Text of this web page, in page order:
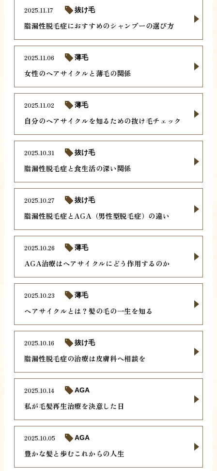
脂漏性脱毛症におすすめのシャンプーの選び方
2025.11.17 抜け毛
女性のヘアサイクルと薄毛の関係
2025.11.06 薄毛
自分のヘアサイクルを知るための抜け毛チェック
2025.11.02 薄毛
脂漏性脱毛症と食生活の深い関係
2025.10.31 抜け毛
脂漏性脱毛症とAGA（男性型脱毛症）の違い
2025.10.27 抜け毛
AGA治療はヘアサイクルにどう作用するのか
2025.10.26 薄毛
ヘアサイクルとは？髪の毛の一生を知る
2025.10.23 薄毛
脂漏性脱毛症の治療は皮膚科へ相談を
2025.10.16 抜け毛
私が毛髪再生治療を決意した日
2025.10.14 AGA
豊かな髪と歩むこれからの人生
2025.10.05 AGA